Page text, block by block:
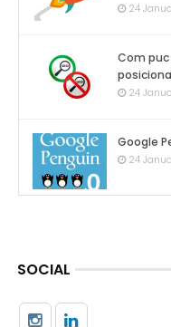
24
Com
24
Google
24
SOCIAL